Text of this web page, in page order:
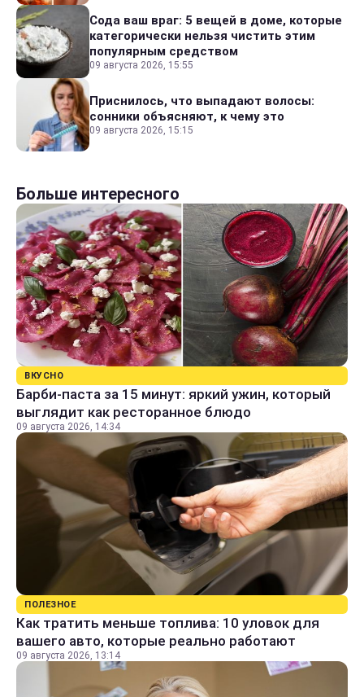
Сода ваш враг: 5 вещей в доме, которые
категорически нельзя чистить этим
популярным средством
09 августа 2026, 15:55
Приснилось, что выпадают волосы:
сонники объясняют, к чему это
09 августа 2026, 15:15
Больше интересного
ВКУСНО
Барби-паста за 15 минут: яркий ужин, который
выглядит как ресторанное блюдо
09 августа 2026, 14:34
ПОЛЕЗНОЕ
Как тратить меньше топлива: 10 уловок для
вашего авто, которые реально работают
09 августа 2026, 13:14